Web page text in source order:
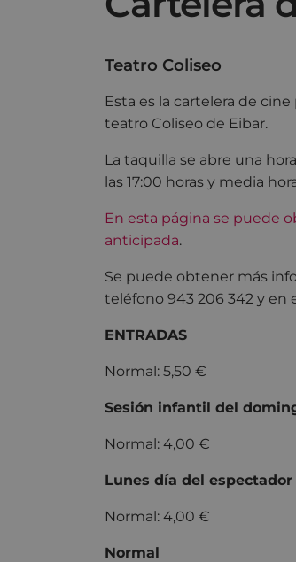
Teatro Coliseo
Esta es la cartelera de
teatro Coliseo de Eibar.
La taquilla se abre una
las 17:00 horas y media
En esta página se puede
anticipada.
Se puede obtener más
teléfono 943 206 342 y en
ENTRADAS
Normal: 5,50 €
Sesión infantil del
Normal: 4,00 €
Lunes día del espectador
Normal: 4,00 €
Normal